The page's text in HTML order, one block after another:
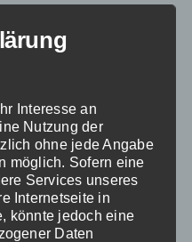
deaktiviert
Your Platform!
TumblrPinterest
Vk Xing
Interesse an
Nutzung der
ohne jede Angabe
möglich. Sofern eine
Services unseres
Internetseite in
könnte jedoch eine
Daten